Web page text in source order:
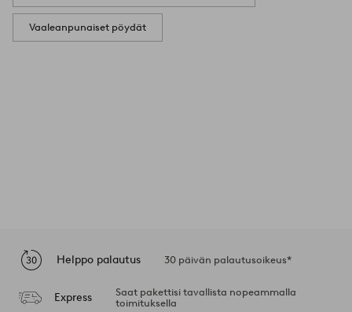
Vaaleanpunaiset pöydät
Helppo palautus 30 päivän palautusoikeus*
Express
Saat pakettisi tavallista nopeammalla
toimituksella